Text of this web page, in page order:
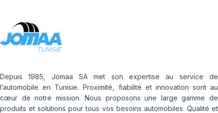
Depuis 1985, Jomaa SA met son expertise au service de
l’automobile en Tunisie. Proximité, fiabilité et innovation sont au
cœur de notre mission. Nous proposons une large gamme de
produits et solutions pour tous vos besoins automobiles. Qualité et